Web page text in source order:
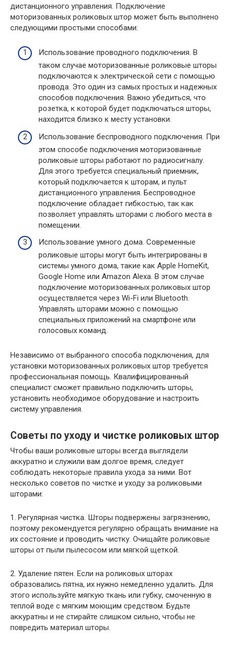
дистанционного управления. Подключение
моторизованных роликовых штор может быть выполнено
следующими простыми способами:
Использование проводного подключения. В
таком случае моторизованные роликовые шторы
подключаются к электрической сети с помощью
провода. Это один из самых простых и надежных
способов подключения. Важно убедиться, что
розетка, к которой будет подключаться шторы,
находится близко к месту установки.
Использование беспроводного подключения. При
этом способе подключения моторизованные
роликовые шторы работают по радиосигналу.
Для этого требуется специальный приемник,
который подключается к шторам, и пульт
дистанционного управления. Беспроводное
подключение обладает гибкостью, так как
позволяет управлять шторами с любого места в
помещении.
Использование умного дома. Современные
роликовые шторы могут быть интегрированы в
системы умного дома, такие как Apple HomeKit,
Google Home или Amazon Alexa. В этом случае
подключение моторизованных роликовых штор
осуществляется через Wi-Fi или Bluetooth.
Управлять шторами можно с помощью
специальных приложений на смартфоне или
голосовых команд.
Независимо от выбранного способа подключения, для
установки моторизованных роликовых штор требуется
профессиональная помощь. Квалифицированный
специалист сможет правильно подключить шторы,
установить необходимое оборудование и настроить
систему управления.
Советы по уходу и чистке роликовых штор
Чтобы ваши роликовые шторы всегда выглядели
аккуратно и служили вам долгое время, следует
соблюдать некоторые правила ухода за ними. Вот
несколько советов по чистке и уходу за роликовыми
шторами:
1. Регулярная чистка. Шторы подвержены загрязнению,
поэтому рекомендуется регулярно обращать внимание на
их состояние и проводить чистку. Очищайте роликовые
шторы от пыли пылесосом или мягкой щеткой.
2. Удаление пятен. Если на роликовых шторах
образовались пятна, их нужно немедленно удалить. Для
этого используйте мягкую ткань или губку, смоченную в
теплой воде с мягким моющим средством. Будьте
аккуратны и не стирайте слишком сильно, чтобы не
повредить материал шторы.